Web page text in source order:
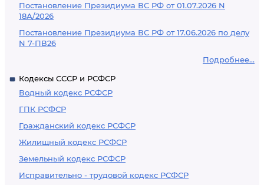
Постановление Президиума ВС РФ от 01.07.2026 N
18А/2026
Постановление Президиума ВС РФ от 17.06.2026 по делу
N 7-ПВ26
Подробнее...
Кодексы СССР и РСФСР
Водный кодекс РСФСР
ГПК РСФСР
Гражданский кодекс РСФСР
Жилищный кодекс РСФСР
Земельный кодекс РСФСР
Исправительно - трудовой кодекс РСФСР